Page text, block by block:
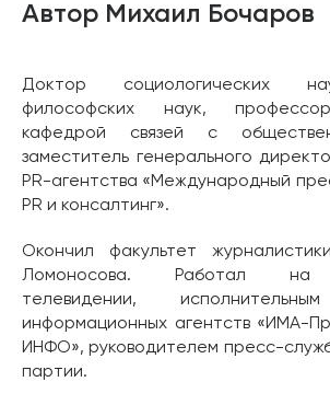
Автор Михаил Бочаров
Доктор социологических
философских наук,
кафедрой связей с
заместитель генерального
PR-агентства «Международный
PR и консалтинг».
Окончил факультет
Ломоносова. Работал на
телевидении,
информационных агентств «ИМА-
ИНФО», руководителем пресс-
партии.